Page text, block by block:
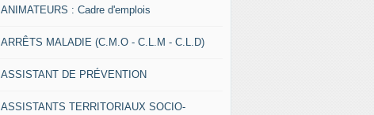
ANIMATEURS : Cadre d'emplois
ARRÊTS MALADIE (C.M.O - C.L.M - C.L.D)
ASSISTANT DE PRÉVENTION
ASSISTANTS TERRITORIAUX SOCIO-